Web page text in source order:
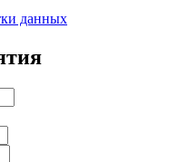
данных